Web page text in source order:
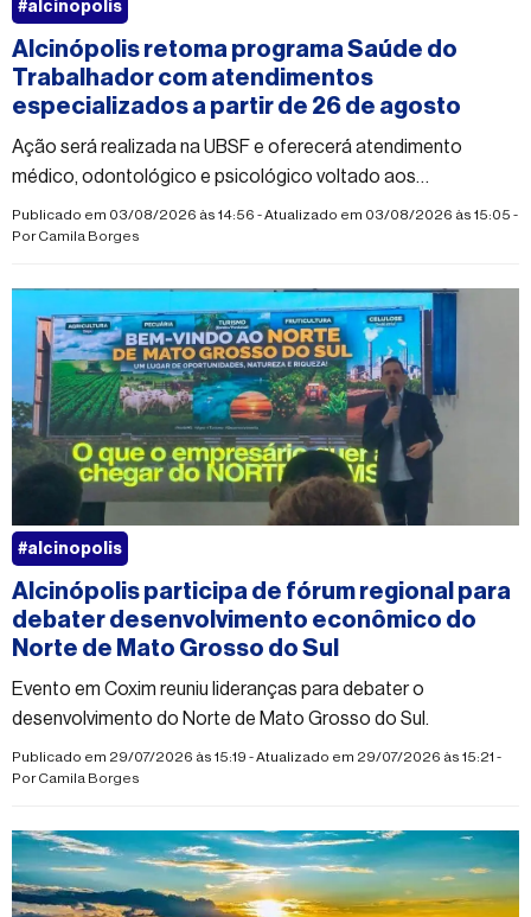
Alcinópolis retoma programa Saúde do
Trabalhador com atendimentos
especializados a partir de 26 de agosto
Ação será realizada na UBSF e oferecerá atendimento
médico, odontológico e psicológico voltado aos
trabalhadores do município
Publicado em 03/08/2026 às 14:56 - Atualizado em 03/08/2026 às 15:05 -
PorCamila Borges
#alcinopolis
Alcinópolis participa de fórum regional para
debater desenvolvimento econômico do
Norte de Mato Grosso do Sul
Evento em Coxim reuniu lideranças para debater o
desenvolvimento do Norte de Mato Grosso do Sul.
Publicado em 29/07/2026 às 15:19 - Atualizado em 29/07/2026 às 15:21 -
PorCamila Borges
#alcinopolis